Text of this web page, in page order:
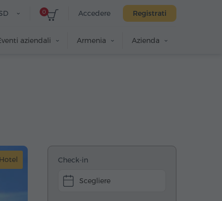
Accedere Registrati
0
aziendali Armenia Azienda
Check-in
Scegliere